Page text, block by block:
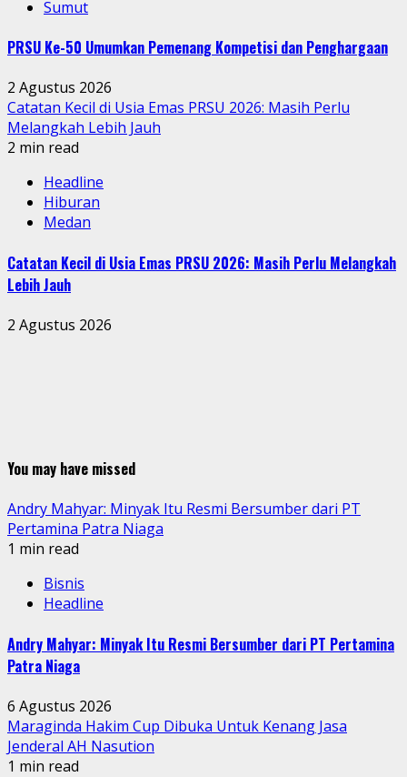
Sumut
PRSU Ke-50 Umumkan Pemenang Kompetisi dan Penghargaan
2 Agustus 2026
Catatan Kecil di Usia Emas PRSU 2026: Masih Perlu
Melangkah Lebih Jauh
2 min read
Headline
Hiburan
Medan
Catatan Kecil di Usia Emas PRSU 2026: Masih Perlu Melangkah
Lebih Jauh
2 Agustus 2026
You may have missed
Andry Mahyar: Minyak Itu Resmi Bersumber dari PT
Pertamina Patra Niaga
1 min read
Bisnis
Headline
Andry Mahyar: Minyak Itu Resmi Bersumber dari PT Pertamina
Patra Niaga
6 Agustus 2026
Maraginda Hakim Cup Dibuka Untuk Kenang Jasa
Jenderal AH Nasution
1 min read